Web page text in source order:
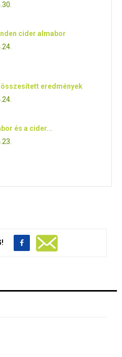
cider almabor
eredmények
és a cider...